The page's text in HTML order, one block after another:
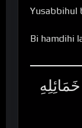
Yusabbihul
Bi hamdihi